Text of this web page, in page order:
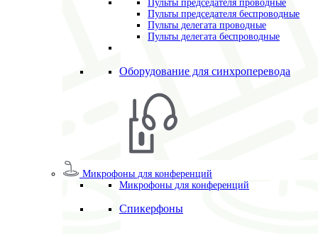
Пульты председателя проводные
Пульты председателя беспроводные
Пульты делегата проводные
Пульты делегата беспроводные
Оборудование для синхроперевода
Микрофоны для конференций
Микрофоны для конференций
Спикерфоны